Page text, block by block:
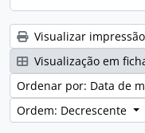
Visualizar impressão
Visualização em
Ordenar por: Data de
Ordem: Decrescente